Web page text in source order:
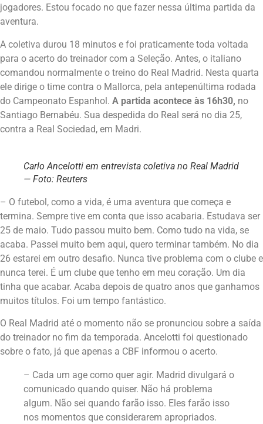
jogadores. Estou focado no que fazer nessa última partida da
aventura.
A coletiva durou 18 minutos e foi praticamente toda voltada
para o acerto do treinador com a Seleção. Antes, o italiano
comandou normalmente o treino do Real Madrid. Nesta quarta
ele dirige o time contra o Mallorca, pela antepenúltima rodada
do Campeonato Espanhol. A partida acontece às 16h30, no
Santiago Bernabéu. Sua despedida do Real será no dia 25,
contra a Real Sociedad, em Madri.
Carlo Ancelotti em entrevista coletiva no Real Madrid
— Foto: Reuters
– O futebol, como a vida, é uma aventura que começa e
termina. Sempre tive em conta que isso acabaria. Estudava ser
25 de maio. Tudo passou muito bem. Como tudo na vida, se
acaba. Passei muito bem aqui, quero terminar também. No dia
26 estarei em outro desafio. Nunca tive problema com o clube e
nunca terei. É um clube que tenho em meu coração. Um dia
tinha que acabar. Acaba depois de quatro anos que ganhamos
muitos títulos. Foi um tempo fantástico.
O Real Madrid até o momento não se pronunciou sobre a saída
do treinador no fim da temporada. Ancelotti foi questionado
sobre o fato, já que apenas a CBF informou o acerto.
– Cada um age como quer agir. Madrid divulgará o
comunicado quando quiser. Não há problema
algum. Não sei quando farão isso. Eles farão isso
nos momentos que considerarem apropriados.